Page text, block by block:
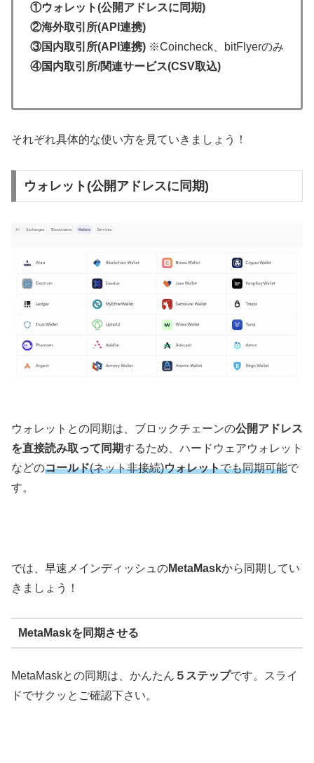
①ウォレット(公開アドレスに同期)
②海外取引所(API連携)
③国内取引所(API連携) ※Coincheck、bitFlyerのみ
④国内取引所/関連サービス(CSV取込)
それぞれ具体的な使い方を見ていきましょう！
ウォレット(公開アドレスに同期)
ウォレットとの同期は、ブロックチェーンの公開アドレス
を直接読み取って同期するため、ハードウェアウォレット
などのコールド(ネット非接続)ウォレットでも同期可能で
す。
では、早速メインディッシュのMetaMaskから同期してい
きましょう！
MetaMaskを同期させる
MetaMaskとの同期は、かんたん ５ステップです。スライ
ドでサクッとご確認下さい。